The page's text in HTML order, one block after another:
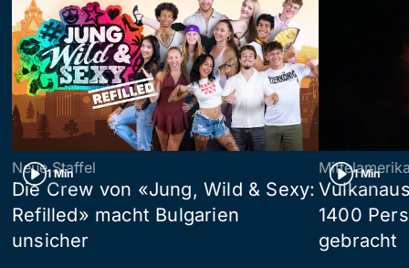
1 Min
Neue Staffel
Die Crew von «Jung, Wild & Sexy:
Refilled» macht Bulgarien
unsicher
1 Min
1400
gebracht